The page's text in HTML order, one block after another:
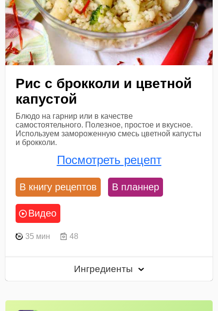
Рис с брокколи и цветной
капустой
Блюдо на гарнир или в качестве
самостоятельного. Полезное, простое и вкусное.
Используем замороженную смесь цветной капусты
и брокколи.
Посмотреть рецепт
В книгу рецептов В планнер
Видео
35 мин 48
Ингредиенты